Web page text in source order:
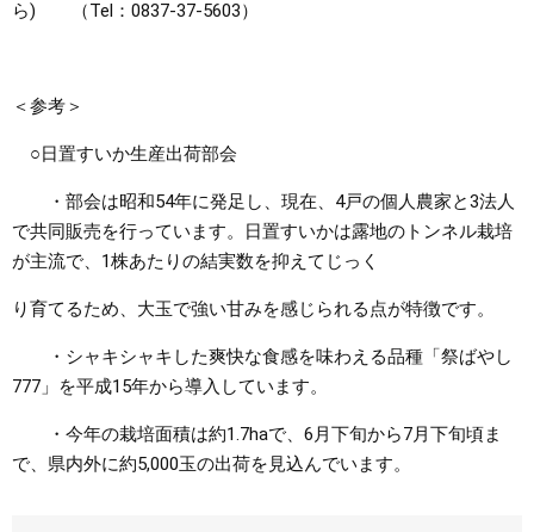
ら) （Tel：0837-37-5603）
＜参考＞
○日置すいか生産出荷部会
・部会は昭和54年に発足し、現在、4戸の個人農家と3法人
で共同販売を行っています。日置すいかは露地のトンネル栽培
が主流で、1株あたりの結実数を抑えてじっく
り育てるため、大玉で強い甘みを感じられる点が特徴です。
・シャキシャキした爽快な食感を味わえる品種「祭ばやし
777」を平成15年から導入しています。
・今年の栽培面積は約1.7haで、6月下旬から7月下旬頃ま
で、県内外に約5,000玉の出荷を見込んでいます。